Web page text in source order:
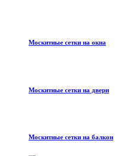
Москитные сетки на окна
Москитные сетки на двери
Москитные сетки на балкон